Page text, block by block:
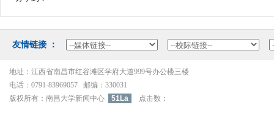
友情链接：
地址：江西省南昌市红谷滩区学府大道999号办公楼三楼
电话：0791-83969057邮编：330031
版权所有：南昌大学新闻中心
51La 点击数：